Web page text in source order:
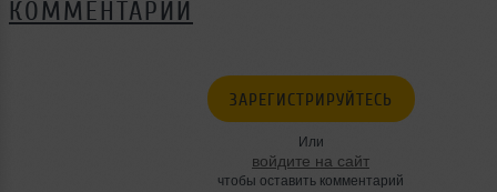
КОММЕНТАРИИ
ЗАРЕГИСТРИРУЙТЕСЬ
Или
войдите на сайт
чтобы оставить комментарий